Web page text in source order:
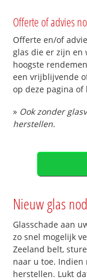
Offerte of advies
Offerte en/of
glas die er zijn en
hoogste
een vrijblijvende
op deze pagina of
» Ook zonder
herstellen.
Nieuw glas
Glasschade aan
zo snel mogelijk
Zeeland belt,
naar u toe. Indien
herstellen. Lukt